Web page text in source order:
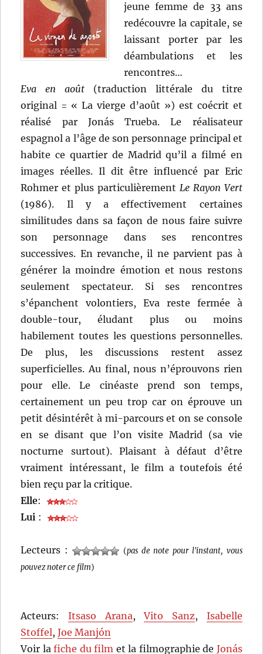
jeune femme de 33 ans
redécouvre la capitale, se
laissant porter par les
déambulations et les
rencontres…
Eva en août (traduction littérale du titre
original = « La vierge d’août ») est coécrit et
réalisé par Jonás Trueba. Le réalisateur
espagnol a l’âge de son personnage principal et
habite ce quartier de Madrid qu’il a filmé en
images réelles. Il dit être influencé par Eric
Rohmer et plus particulièrement Le Rayon Vert
(1986). Il y a effectivement certaines
similitudes dans sa façon de nous faire suivre
son personnage dans ses rencontres
successives. En revanche, il ne parvient pas à
générer la moindre émotion et nous restons
seulement spectateur. Si ses rencontres
s’épanchent volontiers, Eva reste fermée à
double-tour, éludant plus ou moins
habilement toutes les questions personnelles.
De plus, les discussions restent assez
superficielles. Au final, nous n’éprouvons rien
pour elle. Le cinéaste prend son temps,
certainement un peu trop car on éprouve un
petit désintérêt à mi-parcours et on se console
en se disant que l’on visite Madrid (sa vie
nocturne surtout). Plaisant à défaut d’être
vraiment intéressant, le film a toutefois été
bien reçu par la critique.
Elle:
Lui :
Lecteurs : (pas de note pour l'instant, vous
pouvez noter ce film)
Acteurs: Itsaso Arana,Vito Sanz, Isabelle
Stoffel,Joe Manjón
Voir lafiche du film et la filmographie de Jonás